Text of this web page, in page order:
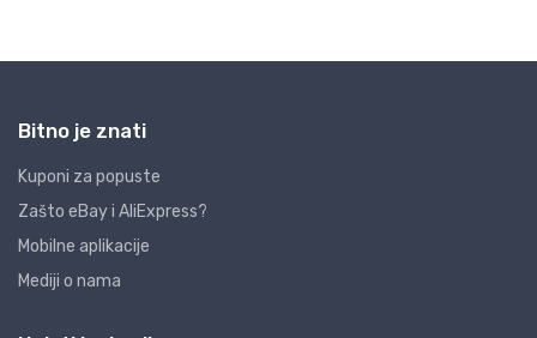
Bitno je znati
Kuponi za popuste
Zašto eBay i AliExpress?
Mobilne aplikacije
Mediji o nama